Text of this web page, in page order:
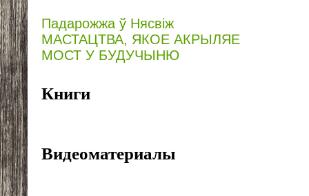
Падарожжа ў Нясвіж
МАСТАЦТВА, ЯКОЕ АКРЫЛЯЕ
МОСТ У БУДУЧЫНЮ
Книги
Видеоматериалы